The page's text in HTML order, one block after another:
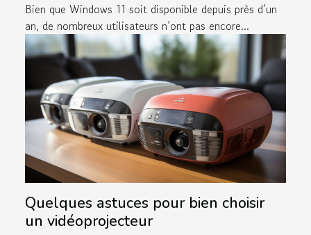
Bien que Windows 11 soit disponible depuis près d’un
an, de nombreux utilisateurs n’ont pas encore...
Quelques astuces pour bien choisir
un vidéoprojecteur